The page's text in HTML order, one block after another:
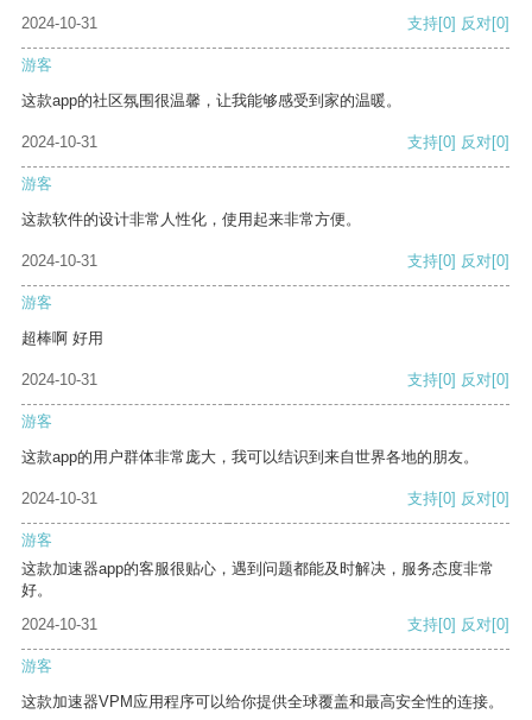
2024-10-31
支持[0] 反对[0]
游客
这款app的社区氛围很温馨，让我能够感受到家的温暖。
2024-10-31 支持[0] 反对[0]
游客
这款软件的设计非常人性化，使用起来非常方便。
2024-10-31 支持[0] 反对[0]
游客
超棒啊 好用
2024-10-31 支持[0] 反对[0]
游客
这款app的用户群体非常庞大，我可以结识到来自世界各地的朋友。
2024-10-31 支持[0] 反对[0]
游客
这款加速器app的客服很贴心，遇到问题都能及时解决，服务态度非常
好。
2024-10-31
支持[0] 反对[0]
游客
这款加速器VPM应用程序可以给你提供全球覆盖和最高安全性的连接。